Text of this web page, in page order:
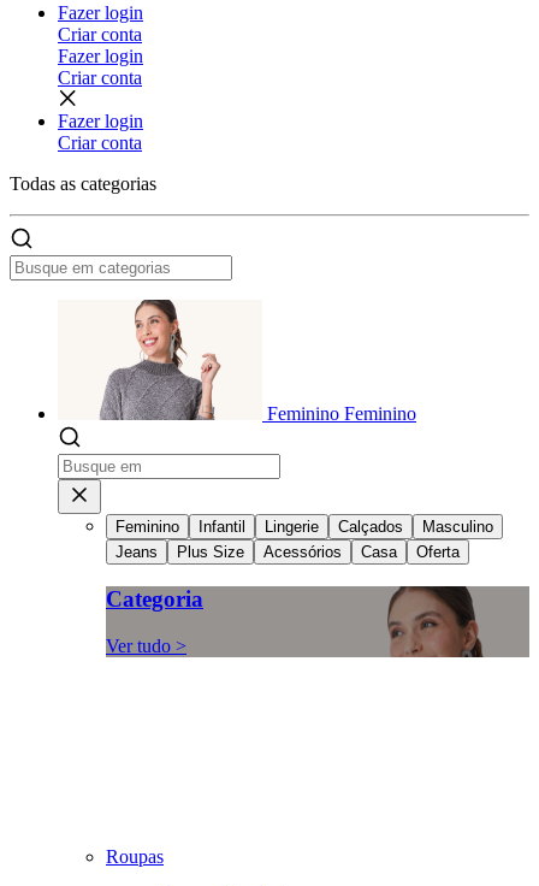
Fazer login
Criar conta
Fazer login
Criar conta
Fazer login
Criar conta
Todas as categorias
Feminino Feminino
Feminino Infantil Lingerie Calçados
Masculino
Jeans
Plus Size Acessórios Casa Oferta
Categoria
Ver tudo >
Roupas